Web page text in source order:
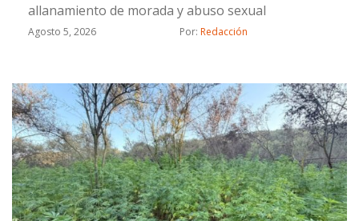
allanamiento de morada y abuso sexual
Agosto 5, 2026 Por: Redacción